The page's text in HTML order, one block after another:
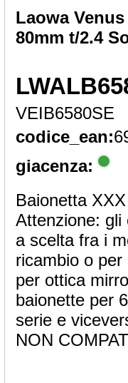
Laowa
80mm t/2.4
VEIB6580SE
codice_ean:
giacenza:
Baionetta
Attenzione: gli
a scelta fra i
ricambio o
per ottica
baionette per
serie e
NON